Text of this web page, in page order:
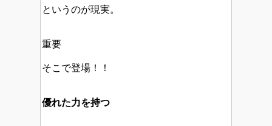
というのが現実。
重要
そこで登場！！
優れた力を持つ